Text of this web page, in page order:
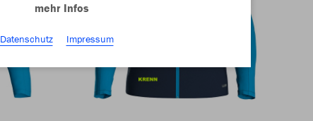
mehr Infos
Datenschutz Impressum